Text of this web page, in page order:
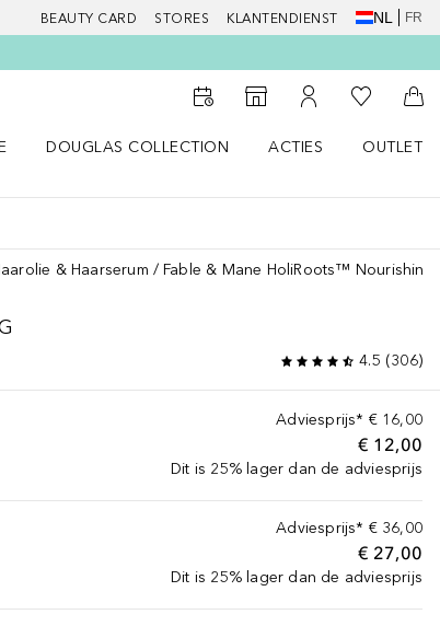
BEAUTY CARD STORES KLANTENDIENST NL FR
Naar StorefinderNaar Mijn Account
Naar Mijn
DOUGLAS COLLECTION
ACTIES
OUTLET
& Haarserum Fable & Mane HoliRoots™ Nourishing
4.5 (306)
Adviesprijs* € 16,00
€ 12,00
Dit is 25% lager dan de adviesprijs
Adviesprijs* € 36,00
€ 27,00
Dit is 25% lager dan de adviesprijs